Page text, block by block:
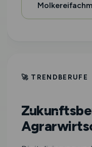
🚀 TRENDBERUFE